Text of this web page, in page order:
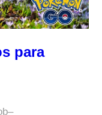
para
–